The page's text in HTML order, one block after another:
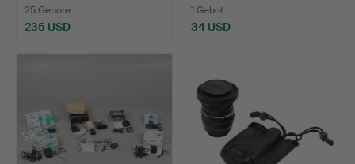
25 Gebote
235 USD
1 Gebot
34 USD